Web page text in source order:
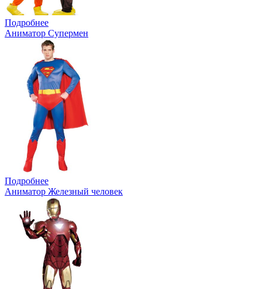
Подробнее
Аниматор Супермен
Подробнее
Аниматор Железный человек